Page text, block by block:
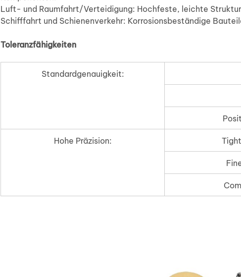
Luft- und Raumfahrt/Verteidigung: Hochfeste, leichte
Schifffahrt und Schienenverkehr: Korrosionsbeständige
Toleranzfähigkeiten
Standardgenauigkeit:
Hohe Präzision: